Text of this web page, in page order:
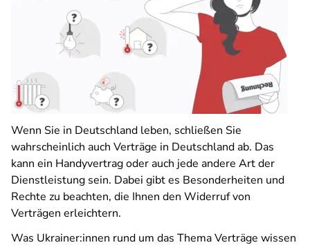
Wenn Sie in Deutschland leben, schließen Sie
wahrscheinlich auch Verträge in Deutschland ab. Das
kann ein Handyvertrag oder auch jede andere Art der
Dienstleistung sein. Dabei gibt es Besonderheiten und
Rechte zu beachten, die Ihnen den Widerruf von
Verträgen erleichtern.
Was Ukrainer:innen rund um das Thema Verträge wissen